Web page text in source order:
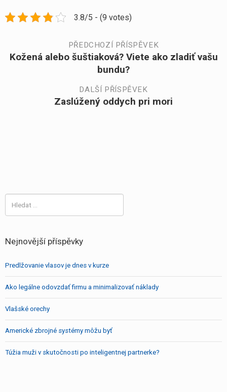
3.8/5 - (9 votes)
Navigace
příspěvek
PŘEDCHOZÍ PŘÍSPĚVEK
Předchozí
Kožená alebo šuštiaková? Viete ako zladiť vašu
bundu?
DALŠÍ PŘÍSPĚVEK
Zaslúžený oddych pri mori
Nejnovější příspěvky
Predlžovanie vlasov je dnes v kurze
Ako legálne odovzdať firmu a minimalizovať náklady
Vlašské orechy
Americké zbrojné systémy môžu byť
Túžia muži v skutočnosti po inteligentnej partnerke?